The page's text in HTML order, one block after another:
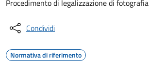
Procedimento di legalizzazione di fotografia
Condividi
Normativa di riferimento